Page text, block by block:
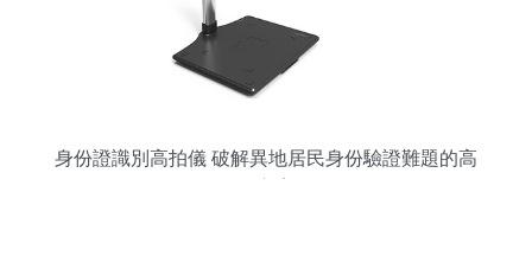
身份證識別高拍儀 破解異地居民身份驗證難題的高